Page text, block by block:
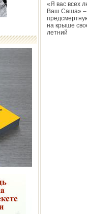
«Я вас всех
Ваш Саша» –
на крыше
летний